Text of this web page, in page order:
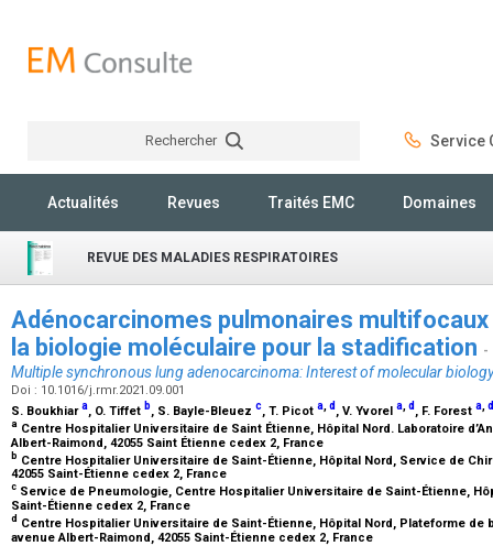
Rechercher Service
Actualités Revues Traités EMC Domaines
REVUE DES MALADIES RESPIRATOIRES
Adénocarcinomes pulmonaires
la biologie moléculaire pour la stadification -
Multiple synchronous lung adenocarcinoma: Interest of molecular
Doi : 10.1016/j.rmr.2021.09.001
S. Boukhiara, O. Tiffet b, S. Bayle-Bleuez c, T. Picot a,d , V. Yvorel a,d , F. Forest a,d
a Centre Hospitalier Universitaire de Saint Étienne, Hôpital Nord. Laboratoire
Albert-Raimond, 42055 Saint Étienne cedex 2, France
b Centre Hospitalier Universitaire de Saint-Étienne, Hôpital Nord, Service de
42055 Saint-Étienne cedex 2, France
c Service de Pneumologie, Centre Hospitalier Universitaire de Saint-Étienne,
Saint-Étienne cedex 2, France
d Centre Hospitalier Universitaire de Saint-Étienne, Hôpital Nord, Plateforme
avenue Albert-Raimond, 42055 Saint-Étienne cedex 2, France